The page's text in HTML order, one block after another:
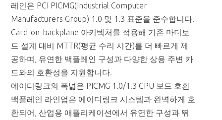
레인은 PCI PICMG(Industrial Computer
Manufacturers Group) 1.0 및 1.3 표준을 준수합니다.
Card-on-backplane 아키텍처를 적용해 기존 마더보
드 설계 대비 MTTR(평균 수리 시간)를 더 빠르게 제
공하며, 유연한 백플레인 구성과 다양한 상용 주변 카
드와의 호환성을 지원합니다.
에이디링크의 폭넓은 PICMG 1.0/1.3 CPU 보드 호환
백플레인 라인업은 에이디링크 시스템과 완벽하게 호
환되어, 산업용 애플리케이션에서 유연한 구성과 뛰